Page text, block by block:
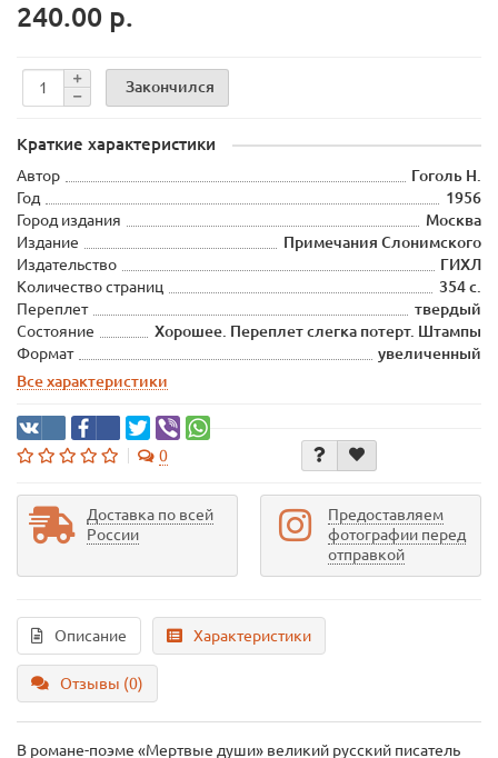
240.00 р.
Закончился
Краткие характеристики
Автор
Гоголь Н.
Год
1956
Город издания
Москва
Издание
Примечания Слонимского
Издательство
ГИХЛ
Количество страниц
354 с.
Переплет
твердый
Состояние
Хорошее. Переплет слегка потерт. Штампы
Формат
увеличенный
Все характеристики
0
Доставка по всей
России
Предоставляем
фотографии перед
отправкой
Описание Характеристики
Отзывы (0)
В романе-поэме «Мертвые души» великий русский писатель